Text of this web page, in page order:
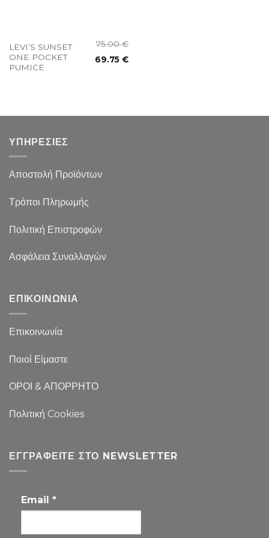
LEVI’S SUNSET
ONE POCKET
PUMICE
75.00€
69.75€
ΥΠΗΡΕΣΙΕΣ
Αποστολή Προϊόντων
Τρόποι Πληρωμής
Πολιτική Επιστροφών
Ασφάλεια Συναλλαγών
ΕΠΙΚΟΙΝΩΝΙΑ
Επικοινωνία
Ποιοί Είμαστε
ΟΡΟΙ & ΑΠΟΡΡΗΤΟ
Πολιτική Cookies
ΕΓΓΡΑΦΕΊΤΕ ΣΤΟ NEWSLETTER
Email *